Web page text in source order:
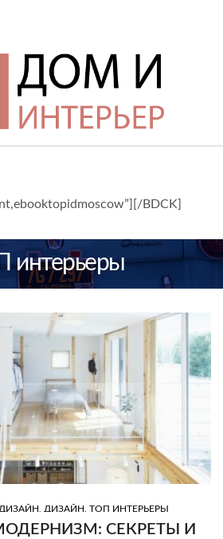
BDCK]
интерьеры
ДИЗАЙН ТОП ИНТЕРЬЕРЫ
СЕКРЕТЫ И